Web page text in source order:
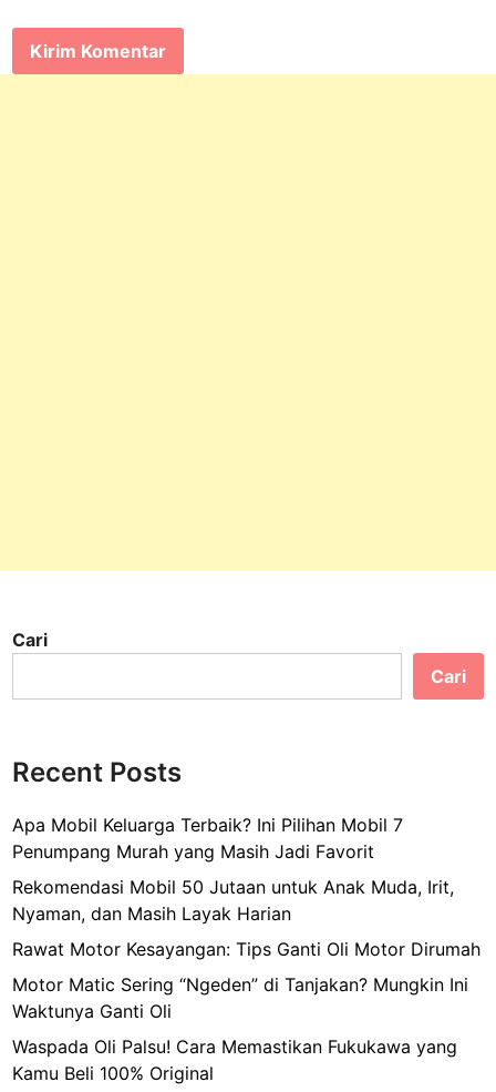
Cari
Cari
Recent Posts
Apa Mobil Keluarga Terbaik? Ini Pilihan Mobil 7
Penumpang Murah yang Masih Jadi Favorit
Rekomendasi Mobil 50 Jutaan untuk Anak Muda, Irit,
Nyaman, dan Masih Layak Harian
Rawat Motor Kesayangan: Tips Ganti Oli Motor Dirumah
Motor Matic Sering “Ngeden” di Tanjakan? Mungkin Ini
Waktunya Ganti Oli
Waspada Oli Palsu! Cara Memastikan Fukukawa yang
Kamu Beli 100% Original